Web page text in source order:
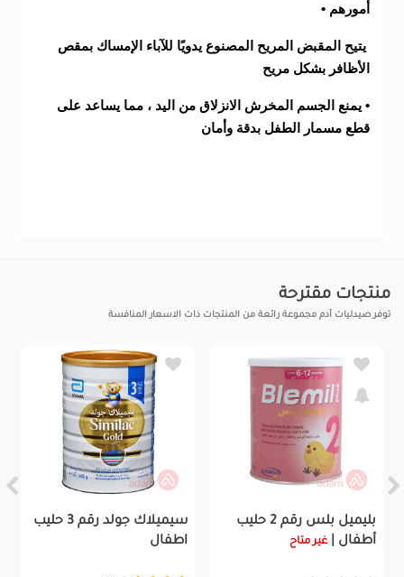
أمورهم •
يتيح المقبض المريح المصنوع يدويًا للآباء الإمساك بمقص
الأظافر بشكل مريح
• يمنع الجسم المخرش الانزلاق من اليد ، مما يساعد على
قطع مسمار الطفل بدقة وأمان
منتجات مقترحة
توفر صيدليات آدم مجموعة رائعة من المنتجات ذات الاسعار المنافسة
بليميل بلس رقم 2 حليب
أطفال |
غير متاح
سيميلاك جولد رقم 3 حليب
اطفال